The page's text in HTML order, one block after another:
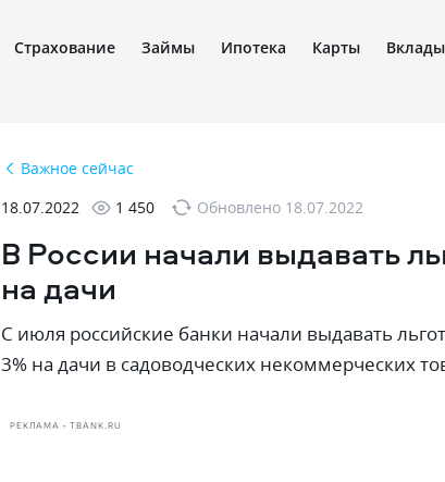
Страхование Займы Ипотека Карты Вклады
Важное сейчас
18.07.2022
1 450 Обновлено 18.07.2022
В России начали выдавать
на дачи
С июля российские банки начали выдавать
3% на дачи в садоводческих некоммерческих
РЕКЛАМА • TBANK.RU